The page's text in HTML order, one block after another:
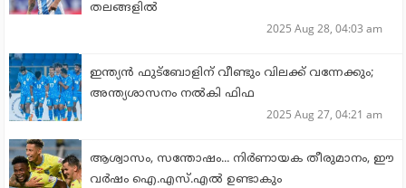
തലങ്ങളില്‍
2025 Aug 28, 04:03 am
ഇന്ത്യൻ ഫുട്ബോളിന് വീണ്ടും വിലക്ക് വന്നേക്കും;
അന്ത്യശാസനം നല്‍കി ഫിഫ
2025 Aug 27, 04:21 am
ആശ്വാസം, സന്തോഷം... നിര്‍ണായക തീരുമാനം, ഈ
വര്‍ഷം ഐ.എസ്.എല്‍ ഉണ്ടാകും